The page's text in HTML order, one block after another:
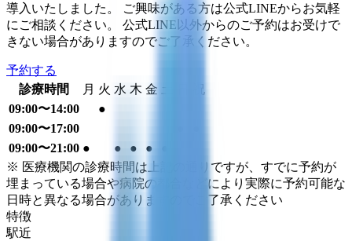
導入いたしました。 ご興味がある方は公式LINEからお気軽
にご相談ください。 公式LINE以外からのご予約はお受けで
きない場合がありますのでご了承ください。
予約する
診療時間
月 火 水 木 金
祝
09:00〜14:00
●
09:00〜17:00
09:00〜21:00 ● ● ● ●
※ 医療機関の診療時間は上記の通りですが、すでに予約が
埋まっている場合や病院の都合などにより実際に予約可能な
日時と異なる場合がありますのでご了承ください
特徴
駅近